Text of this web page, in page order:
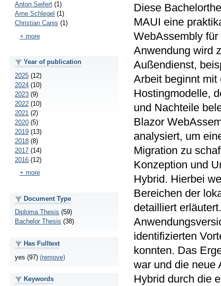
Anton Seifert (1)
Arne Schlegel (1)
Christian Canis (1)
+ more
Year of publication
2025 (12)
2024 (10)
2023 (9)
2022 (10)
2021 (2)
2020 (5)
2019 (13)
2018 (8)
2017 (14)
2016 (12)
+ more
Document Type
Diploma Thesis (59)
Bachelor Thesis (38)
Has Fulltext
yes (97) (remove)
Keywords
Diese
MAUI eine
WebAssembly für
Anwendung wird
Außendienst,
Arbeit beginnt mit
Hostingmodelle,
und Nachteile
Blazor
analysiert, um
Migration zu
Konzeption und
Hybrid. Hierbei
Bereichen der
detailliert
identifizierten
konnten. Das
war und die neue
Hybrid durch die